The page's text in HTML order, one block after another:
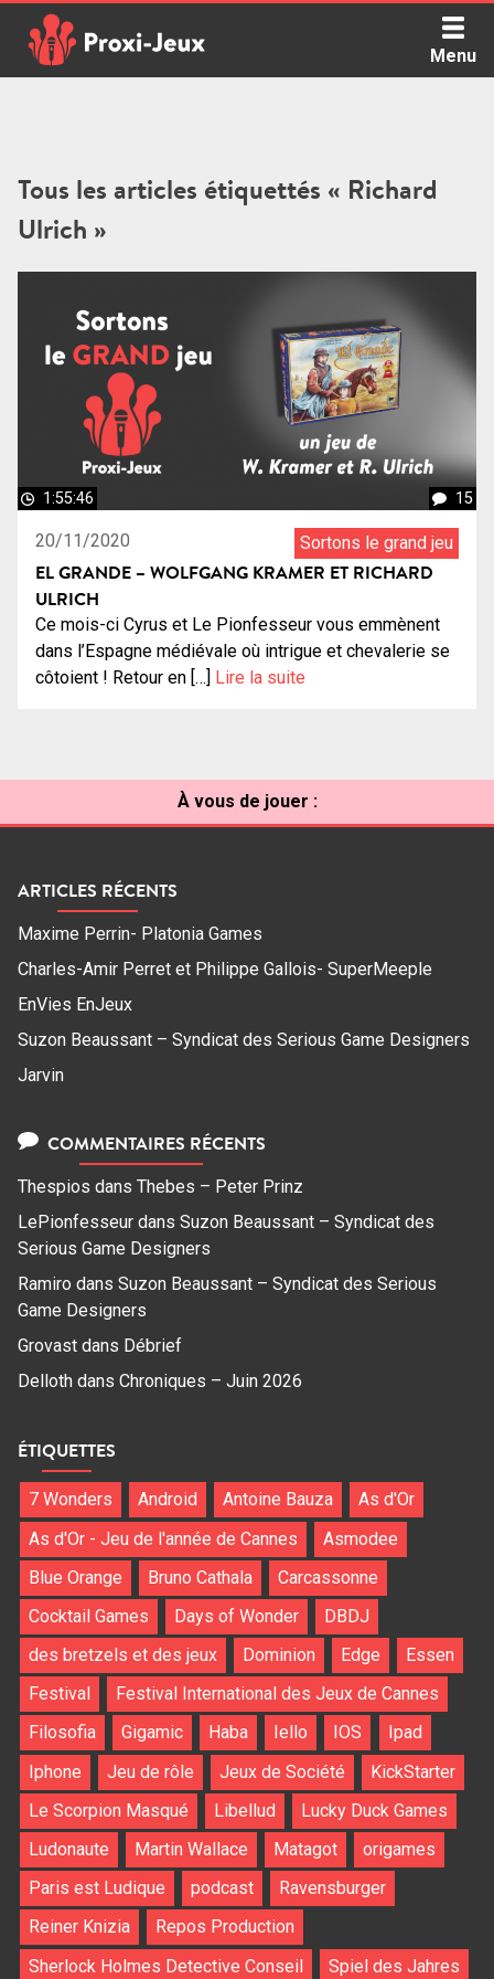
content
Menu
Tous les articles étiquettés « Richard
Ulrich »
1:55:46 15
20/11/2020 Sortons le grand jeu
EL GRANDE – WOLFGANG KRAMER ET RICHARD
ULRICH
Ce mois-ci Cyrus et Le Pionfesseur vous emmènent
dans l’Espagne médiévale où intrigue et chevalerie se
côtoient ! Retour en […] Lire la suite
À vous de jouer :
ARTICLES RÉCENTS
Maxime Perrin- Platonia Games
Charles-Amir Perret et Philippe Gallois- SuperMeeple
EnVies EnJeux
Suzon Beaussant – Syndicat des Serious Game Designers
Jarvin
COMMENTAIRES RÉCENTS
Thespios dans Thebes – Peter Prinz
LePionfesseur dans Suzon Beaussant – Syndicat des
Serious Game Designers
Ramiro dans Suzon Beaussant – Syndicat des Serious
Game Designers
Grovast dans Débrief
Delloth dans Chroniques – Juin 2026
ÉTIQUETTES
7 Wonders Android Antoine Bauza
As d'Or
As d'Or - Jeu de l'année de Cannes
Asmodee
Blue Orange
Bruno Cathala
Carcassonne
Cocktail Games
Days of Wonder
DBDJ
des bretzels et des jeux
Dominion Edge
Essen
Festival
Festival International des Jeux de Cannes
Filosofia
Gigamic Haba Iello IOS
Ipad
Iphone
Jeu de rôle Jeux de Société
KickStarter
Le Scorpion Masqué
Libellud
Lucky Duck Games
Ludonaute
Martin Wallace Matagot
origames
Paris est Ludique
podcast
Ravensburger
Reiner Knizia
Repos Production
Sherlock Holmes Detective Conseil
Spiel des Jahres